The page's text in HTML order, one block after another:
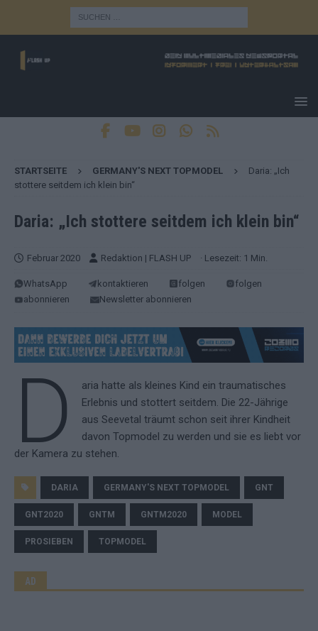
STARTSEITE GERMANY'S NEXT TOPMODEL
Daria: „Ich
stottere seitdem ich klein bin“
Daria: „Ich stottere seitdem ich klein bin“
Februar 2020 Redaktion | FLASH UP · Lesezeit: 1 Min.
WhatsApp kontaktieren folgen
folgen
abonnieren
Newsletter abonnieren
D
aria hatte als kleines Kind ein traumatisches
Erlebnis und stottert seitdem. Die 22-Jährige
aus Seevetal träumt schon seit ihrer Kindheit
davon Topmodel zu werden und sie es liebt vor
der Kamera zu stehen.
DARIA GERMANY'S NEXT TOPMODEL GNT
GNT2020 GNTM GNTM2020 MODEL
PROSIEBEN TOPMODEL
AD